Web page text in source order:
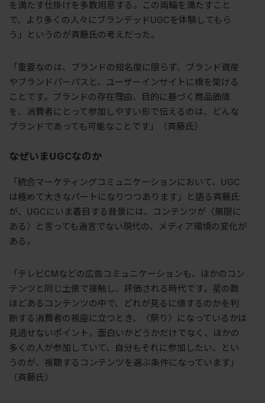
を満たす仕掛けを多数用意する。この両輪を満たすこと
で、より多くの人々にブランデッドUGCを体験してもら
う」というのが斉藤氏の考えだった。
「重要なのは、ブランドの知名度に限らず、ブランド資産
やブランドパーパスと、ユーザーインサイトに橋を架ける
ことです。ブランドの存在理由、目的に基づく商品価値
を、消費者にとって参加しやすい形で伝えるのは、どんな
ブランドであっても可能なことです」（斉藤氏）
なぜいまUGCなのか
「統合マーケティングコミュニケーションにおいて、UGC
は極めて大きなパートになりつつあります」と語る斉藤氏
が、UGCにいま着目する背景には、コンテンツが〈無限に
ある〉と言っても過言でない現代の、メディア環境の変化が
ある。
「テレビCMなどの広告コミュニケーションも、ほかのコン
テンツと同じ土俵で接触し、評価される時代です。星の数
ほどあるコンテンツの中で、どれが見るに値するのかを判
断する消費者の視座に立つとき、〈祭り〉になっているかは
見逃せないポイント。面白いかどうかだけでなく、ほかの
多くの人が参加していて、自分もそれに参加したい、とい
うのが、視聴するコンテンツを選ぶ条件になっています」
（斉藤氏）